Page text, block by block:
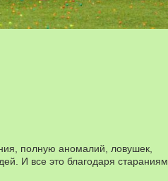
полную аномалий, ловушек,
И все это благодаря стараниям